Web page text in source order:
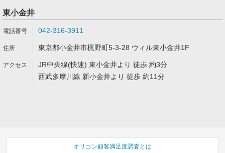
東小金井
042-316-3911
東京都小金井市梶野町5-3-28 ウィル東小金井1F
JR中央線(快速) 東小金井より 徒歩 約3分
西武多摩川線 新小金井より 徒歩 約11分
オリコン顧客満足度調査とは